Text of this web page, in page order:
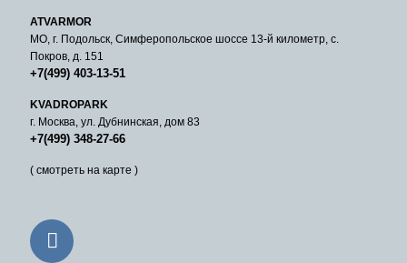
ATVARMOR
МО, г. Подольск, Симферопольское шоссе 13-й километр, с.
Покров, д. 151
+7(499) 403-13-51
KVADROPARK
г. Москва, ул. Дубнинская, дом 83
+7(499) 348-27-66
( смотреть на карте )